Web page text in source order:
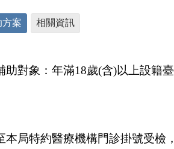
方案 相關資訊
對象： 年滿18歲(含)以上設籍
局特約醫療機構門診掛號受檢